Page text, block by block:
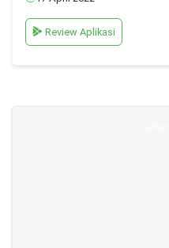
Review Aplikasi